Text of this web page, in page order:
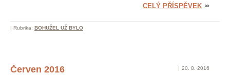
CELÝ PŘÍSPĚVEK
| Rubrika: BOHUŽEL UŽ BYLO
Červen 2016 20. 8. 2016